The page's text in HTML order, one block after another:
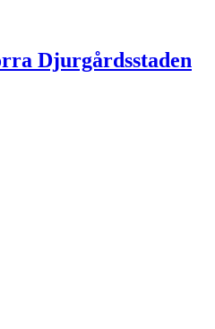
Djurgårdsstaden